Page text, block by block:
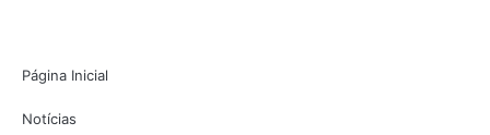
Página Inicial
Notícias